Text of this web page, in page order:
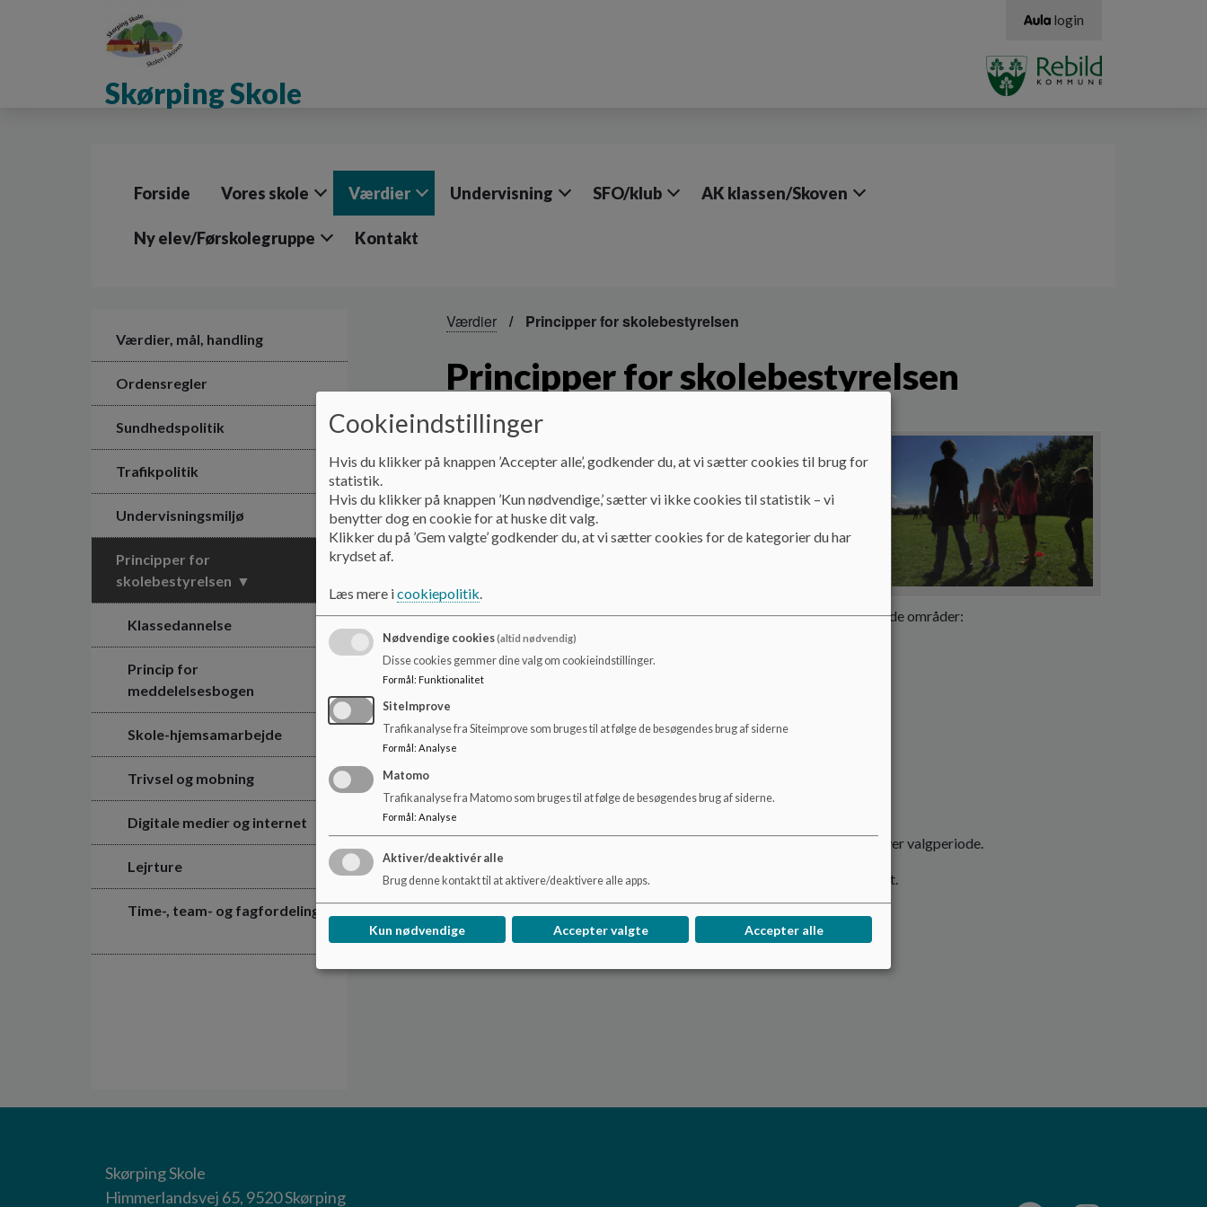
Skørping Skole
login
Forside Vores skole Værdier Undervisning SFO/klub AK klassen/Skoven
Ny elev/Førskolegruppe Kontakt
Værdier, mål, handling
Ordensregler
Sundhedspolitik
Trafikpolitik
Undervisningsmiljø
Principper for
skolebestyrelsen
Klassedannelse
Princip for
meddelelsesbogen
Skole-hjemsamarbejde
Trivsel og mobning
Digitale medier og internet
Lejrture
Time-, team- og fagfordeling
Værdier Principper for skolebestyrelsen
Principper for skolebestyrelsen
På Skørping Skole har skolebestyrelsen udarbejdet principper for følgende områder:
Princip for klassedannelse
Princip for skole-hjem samarbejde
Princip for lejrskoler, hytteture m.m.
Alle principper tages op til revision i skolebestyrelsen mindst en gang i hver valgperiode.
Læs indholdet i de enkelte principper på undersiderne til dette menupunkt.
Skørping Skole
Himmerlandsvej 65, 9520 Skørping
Cookieindstillinger
Hvis du klikker på knappen ’Accepter alle’, godkender du, at vi sætter cookies til brug for
statistik.
Hvis du klikker på knappen ’Kun nødvendige,’ sætter vi ikke cookies til statistik – vi
benytter dog en cookie for at huske dit valg.
Klikker du på ’Gem valgte’ godkender du, at vi sætter cookies for de kategorier du har
krydset af.
Læs mere icookiepolitik.
Nødvendige cookies(altid nødvendig)
Disse cookies gemmer dine valg om cookieindstillinger.
Formål: Funktionalitet
SiteImprove
Trafikanalyse fra Siteimprove som bruges til at følge de besøgendes brug af siderne
Formål : Analyse
Matomo
Trafikanalyse fra Matomo som bruges til at følge de besøgendes brug af siderne.
Formål : Analyse
Aktiver/deaktivér alle
Brug denne kontakt til at aktivere/deaktivere alle apps.
Kun nødvendige Accepter valgte Accepter alle